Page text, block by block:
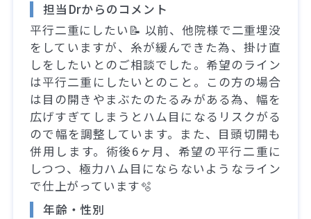
担当Drからのコメント
平行二重にしたい📝 以前、他院様で二重埋没
をしていますが、糸が緩んできた為、掛け直
しをしたいとのご相談でした。希望のライン
は平行二重にしたいとのこと。この方の場合
は目の開きやまぶたのたるみがある為、幅を
広げすぎてしまうとハム目になるリスクがる
ので幅を調整しています。また、目頭切開も
併用します。術後6ヶ月、希望の平行二重に
しつつ、極力ハム目にならないようなライン
で仕上がっています🫧
年齢・性別